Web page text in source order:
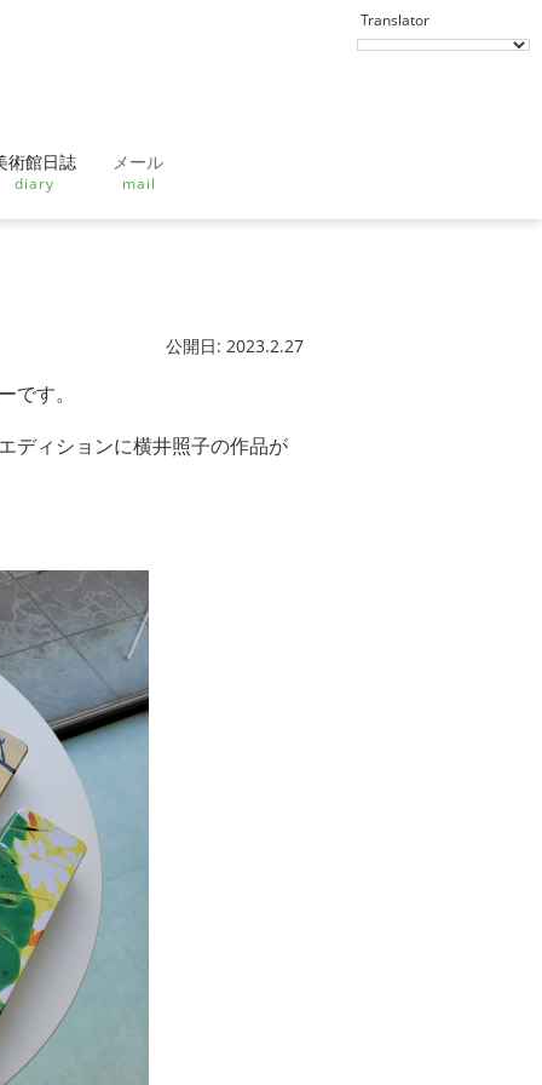
術館日誌
diary
メール
mail
公開日: 2023.2.27
す。
ディションに横井照子の作品が